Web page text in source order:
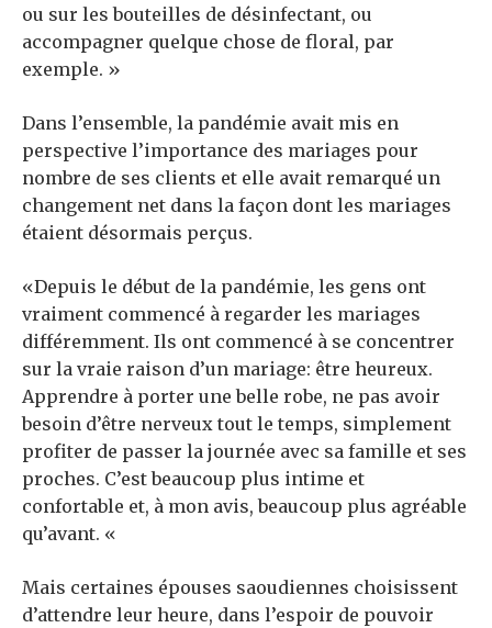
ou sur les bouteilles de désinfectant, ou
accompagner quelque chose de floral, par
exemple. »
Dans l’ensemble, la pandémie avait mis en
perspective l’importance des mariages pour
nombre de ses clients et elle avait remarqué un
changement net dans la façon dont les mariages
étaient désormais perçus.
«Depuis le début de la pandémie, les gens ont
vraiment commencé à regarder les mariages
différemment. Ils ont commencé à se concentrer
sur la vraie raison d’un mariage: être heureux.
Apprendre à porter une belle robe, ne pas avoir
besoin d’être nerveux tout le temps, simplement
profiter de passer la journée avec sa famille et ses
proches. C’est beaucoup plus intime et
confortable et, à mon avis, beaucoup plus agréable
qu’avant. «
Mais certaines épouses saoudiennes choisissent
d’attendre leur heure, dans l’espoir de pouvoir